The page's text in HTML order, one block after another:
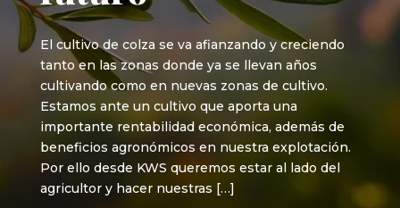
El cultivo de colza se va afianzando y creciendo
tanto en las zonas donde ya se llevan años
cultivando como en nuevas zonas de cultivo.
Estamos ante un cultivo que aporta una
importante rentabilidad económica, además de
beneficios agronómicos en nuestra explotación.
Por ello desde KWS queremos estar al lado del
agricultor y hacer nuestras […]